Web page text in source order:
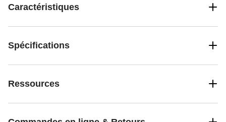
Caractéristiques
Spécifications
Ressources